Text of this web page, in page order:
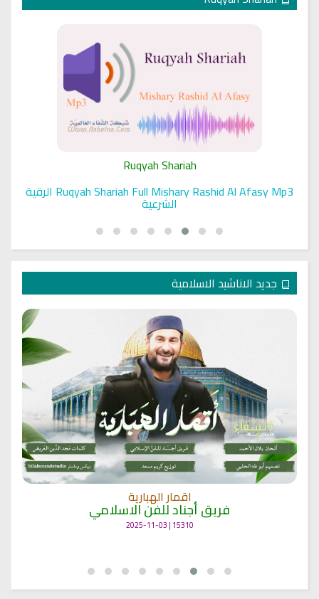
Ruqyah Shariah
Ruqyah Shariah Full Mishary Rashid Al Afasy Mp3 الرقية
الشرعية
جديد الاناشيد الاسلامية
اقمار الهبارية
فريق أجناد للفن الاسلامي
15310 | 2025-11-03